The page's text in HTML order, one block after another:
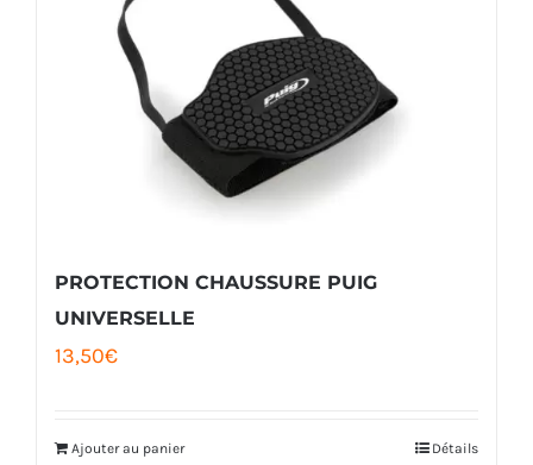
PROTECTION CHAUSSURE PUIG
UNIVERSELLE
13,50€
Ajouter au panier Détails